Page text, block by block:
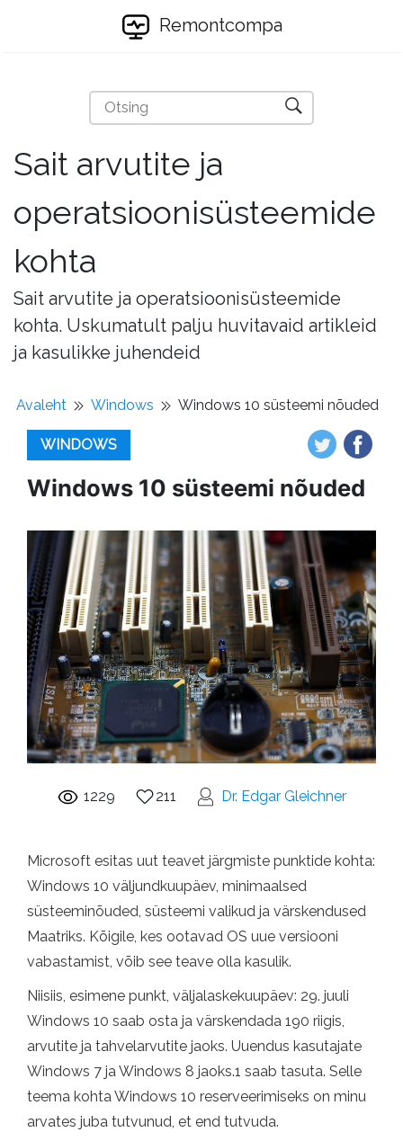
Remontcompa
Sait arvutite ja
operatsioonisüsteemide
kohta
Sait arvutite ja operatsioonisüsteemide
kohta. Uskumatult palju huvitavaid artikleid
ja kasulikke juhendeid
Avaleht Windows Windows 10 süsteemi nõuded
WINDOWS
Windows 10 süsteemi nõuded
1229 211 Dr. Edgar Gleichner
Microsoft esitas uut teavet järgmiste punktide kohta:
Windows 10 väljundkuupäev, minimaalsed
süsteeminõuded, süsteemi valikud ja värskendused
Maatriks. Kõigile, kes ootavad OS uue versiooni
vabastamist, võib see teave olla kasulik.
Niisiis, esimene punkt, väljalaskekuupäev: 29. juuli
Windows 10 saab osta ja värskendada 190 riigis,
arvutite ja tahvelarvutite jaoks. Uuendus kasutajate
Windows 7 ja Windows 8 jaoks.1 saab tasuta. Selle
teema kohta Windows 10 reserveerimiseks on minu
arvates juba tutvunud, et end tutvuda.